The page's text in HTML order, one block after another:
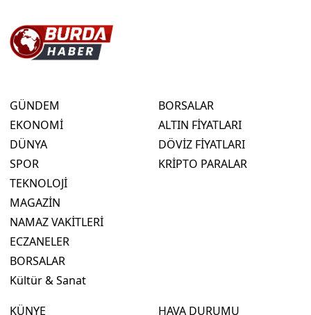
GÜNDEM
EKONOMİ
DÜNYA
SPOR
TEKNOLOJİ
MAGAZİN
NAMAZ VAKİTLERİ
ECZANELER
BORSALAR
Kültür & Sanat
BORSALAR
ALTIN FİYATLARI
DÖVİZ FİYATLARI
KRİPTO PARALAR
KÜNYE HAVA DURUMU